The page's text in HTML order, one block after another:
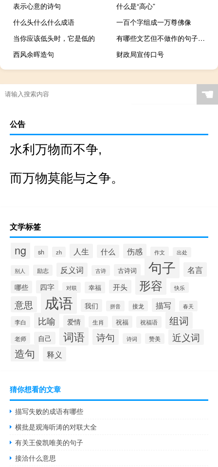
表示心意的诗句
什么是“高心”
什么头什么什么成语
一百个字组成一万尊佛像
当你应该低头时，它是低的
有哪些文艺但不做作的句子推荐
西风余晖造句
财政局宣传口号
☚
公告
水利万物而不争,
而万物莫能与之争。
文学标签
ng sh zh 人生 什么 伤感 作文 出处
别人 励志 反义词 古诗 古诗词 句子 名言
哪些 四字 对联 幸福 开头 形容 快乐
意思 成语 我们 拼音 接龙 描写 春天
李白 比喻 爱情 生肖 祝福 祝福语 组词
老师 自己 词语 诗句 诗词 赞美 近义词
造句 释义
猜你想看的文章
描写失败的成语有哪些
横批是观海听涛的对联大全
有关王俊凯唯美的句子
接洽什么意思